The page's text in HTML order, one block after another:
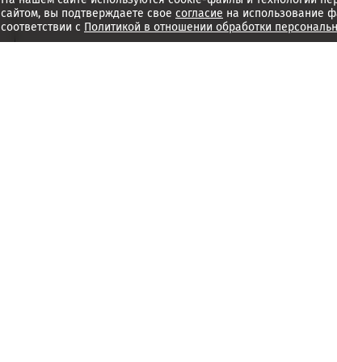
сайтом, вы подтверждаете свое согласие на использование
соответствии с Политикой в отношении обработки